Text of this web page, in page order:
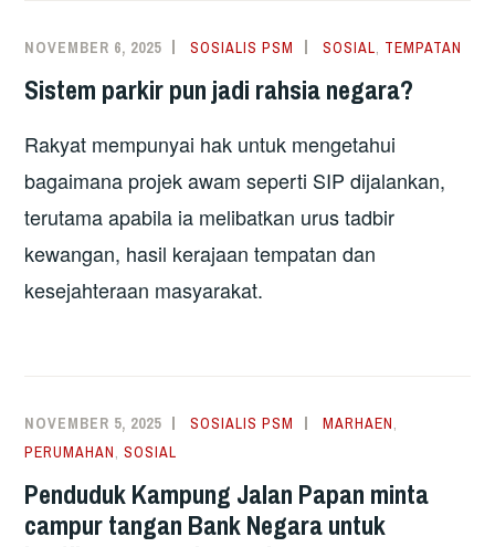
NOVEMBER 6, 2025 SOSIALIS PSM SOSIAL, TEMPATAN
Sistem parkir pun jadi rahsia negara?
Rakyat mempunyai hak untuk mengetahui
bagaimana projek awam seperti SIP dijalankan,
terutama apabila ia melibatkan urus tadbir
kewangan, hasil kerajaan tempatan dan
kesejahteraan masyarakat.
NOVEMBER 5, 2025 SOSIALIS PSM MARHAEN,
PERUMAHAN,SOSIAL
Penduduk Kampung Jalan Papan minta
campur tangan Bank Negara untuk